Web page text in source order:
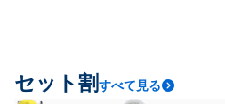
セット割 すべて見る